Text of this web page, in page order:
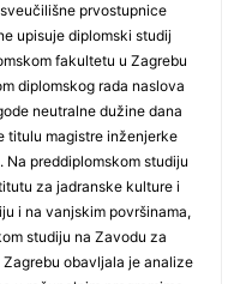
prvostupnice
upisuje diplomski studij
fakultetu u Zagrebu
diplomskog rada naslova
neutralne dužine dana
titulu magistre inženjerke
Na preddiplomskom studiju
za jadranske kulture i
i na vanjskim površinama,
studiju na Zavodu za
obavljala je analize